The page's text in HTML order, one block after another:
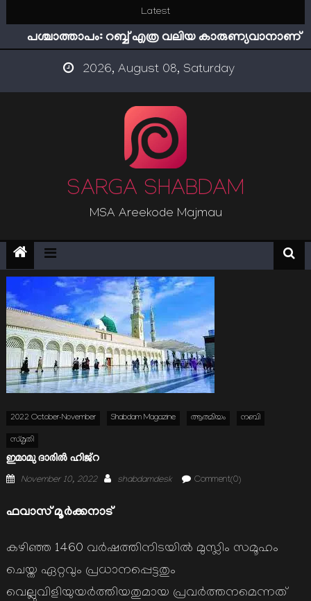
content
Latest
ഇമാം നവവി: അനന്തമായ നാൽപതാണ്ടുകൾ
പശ്ചാത്താപം: റബ്ബ് എത്ര വലിയ കാരുണ്യവാനാണ്
ഇന്ന് നേടിയാൽ ഇരട്ടി നേടാം
സൂക്ഷിക്കുക! കുറ്റകൃത്യങ്ങളാണിന്ന് ട്രെന്‍ഡ്
ഇമാം നവവി: അനന്തമായ നാൽപതാണ്ടുകൾ
2026, August 08, Saturday
SARGA SHABDAM
MSA Areekode Majmau
2022 October-November Shabdam Magazine ആത്മിയം നബി
സ്മൃതി
ഇമാമു ദാരില്‍ ഹിജ്റ
Posted
November 10, 2022 Author
shabdamdesk Comment(0)
ഫവാസ് മൂര്‍ക്കനാട്
കഴിഞ്ഞ 1460 വര്‍ഷത്തിനിടയില്‍ മുസ്ലിം സമൂഹം
ചെയ്ത ഏറ്റവും പ്രധാനപ്പെട്ടതും
വെല്ലുവിളിയുയര്‍ത്തിയതുമായ പ്രവര്‍ത്തനമെന്നത്